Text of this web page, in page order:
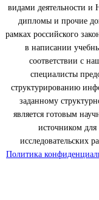
видами деятельности и
дипломы и прочие
рамках российского
в написании
соответствии с
специалисты
структурированию
заданному
является готовым
источником
исследовательских
Политика